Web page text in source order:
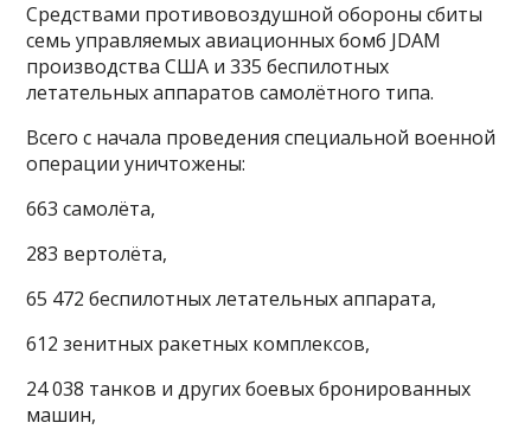
Средствами противовоздушной обороны сбиты
семь управляемых авиационных бомб JDAM
производства США и 335 беспилотных
летательных аппаратов самолётного типа.
Всего с начала проведения специальной военной
операции уничтожены:
663 самолёта,
283 вертолёта,
65 472 беспилотных летательных аппарата,
612 зенитных ракетных комплексов,
24 038 танков и других боевых бронированных
машин,